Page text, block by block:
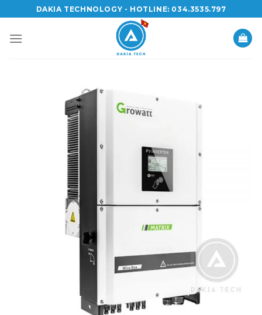
to
content
DAKIA TECHNOLOGY - HOTLINE: 034.3535.797